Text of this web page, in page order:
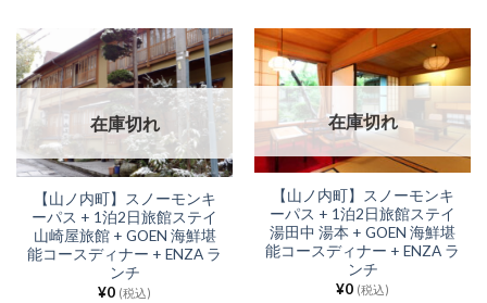
在庫切れ
【山ノ内町】スノーモンキ
ーパス + 1泊2日旅館ステイ
山崎屋旅館 + GOEN 海鮮堪
能コースディナー + ENZA ラ
ンチ
¥0 (税込)
在庫切れ
【山ノ内町】スノーモンキ
ーパス + 1泊2日旅館ステイ
湯田中 湯本 + GOEN 海鮮堪
能コースディナー + ENZA ラ
ンチ
¥0 (税込)